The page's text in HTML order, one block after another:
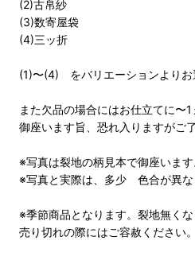
(2)古帛紗
(3)数寄屋袋
(4)三ッ折
(1)〜(4) をバリエーションよりお
また欠品の場合にはお仕立てに〜
御座います旨、恐れ入りますが
※写真は裂地の柄見本で御座います
※写真と実際は、多少 色合が異な
※季節商品となります。裂地無くな
売り切れの際にはご容赦ください。